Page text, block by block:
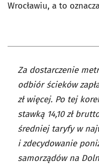
Wrocławiu, a to
Za dostarczenie
odbiór ścieków
zł więcej. Po tej
stawką 14,10 zł
średniej taryfy w
i zdecydowanie
samorządów na